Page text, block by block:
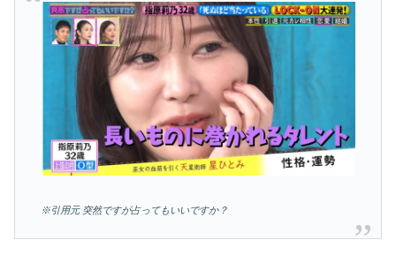
※引用元 突然ですが占ってもいいですか？